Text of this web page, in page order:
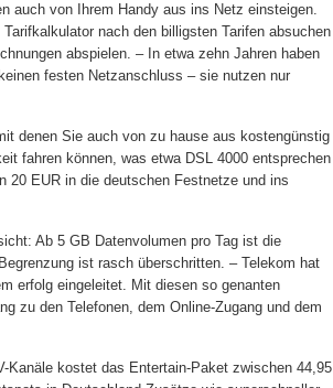
auch von Ihrem Handy aus ins Netz einsteigen.
nach den billigsten Tarifen absuchen
abspielen. – In etwa zehn Jahren haben
festen Netzanschluss – sie nutzen nur
denen Sie auch von zu hause aus kostengünstig
fahren können, was etwa DSL 4000 entsprechen
20 EUR in die deutschen Festnetze und ins
Ab 5 GB Datenvolumen pro Tag ist die
ist rasch überschritten. – Telekom hat
erfolg eingeleitet. Mit diesen so genanten
zu den Telefonen, dem Online-Zugang und dem
Kanäle kostet das Entertain-Paket zwischen 44,95